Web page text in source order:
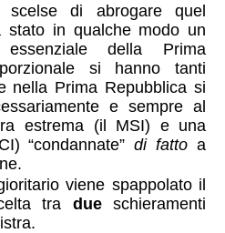
scelse di abrogare quel
stato in qualche modo un
essenziale della Prima
si hanno tanti
nella Prima Repubblica si
e sempre al
estrema (il MSI) e una
“condannate”di fatto a
viene spappolato il
tra dueschieramenti